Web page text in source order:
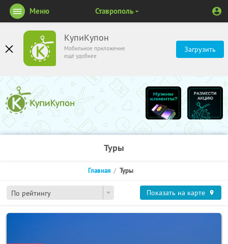
КупиКупон
Мобильное приложение
ещё удобнее
Загрузить
Меню Ставрополь
Туры
По рейтингу
Главная Туры
Показать на карте